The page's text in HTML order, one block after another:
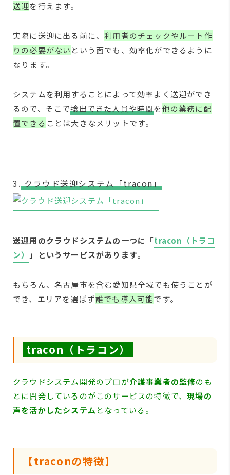
送迎を行えます。
実際に送迎に出る前に、利用者のチェックやルート作
りの必要がない という面でも、効率化ができるように
なります。
システムを利用することによって効率よく送迎ができ
るので、そこで捻出できた人員や時間を他の業務に配
置できる ことは大きなメリットです。
3.クラウド送迎システム「tracon」
送迎用のクラウドシステムの一つに「tracon（トラコ
ン）
」というサービスがあります。
もちろん、名古屋市を含む愛知県全域でも使うことが
でき、エリアを選ばず誰でも導入可能です。
tracon（トラコン）
クラウドシステム開発のプロが介護事業者の監修のも
とに開発しているのがこのサービスの特徴で、現場の
声を活かしたシステム となっている。
【traconの特徴】